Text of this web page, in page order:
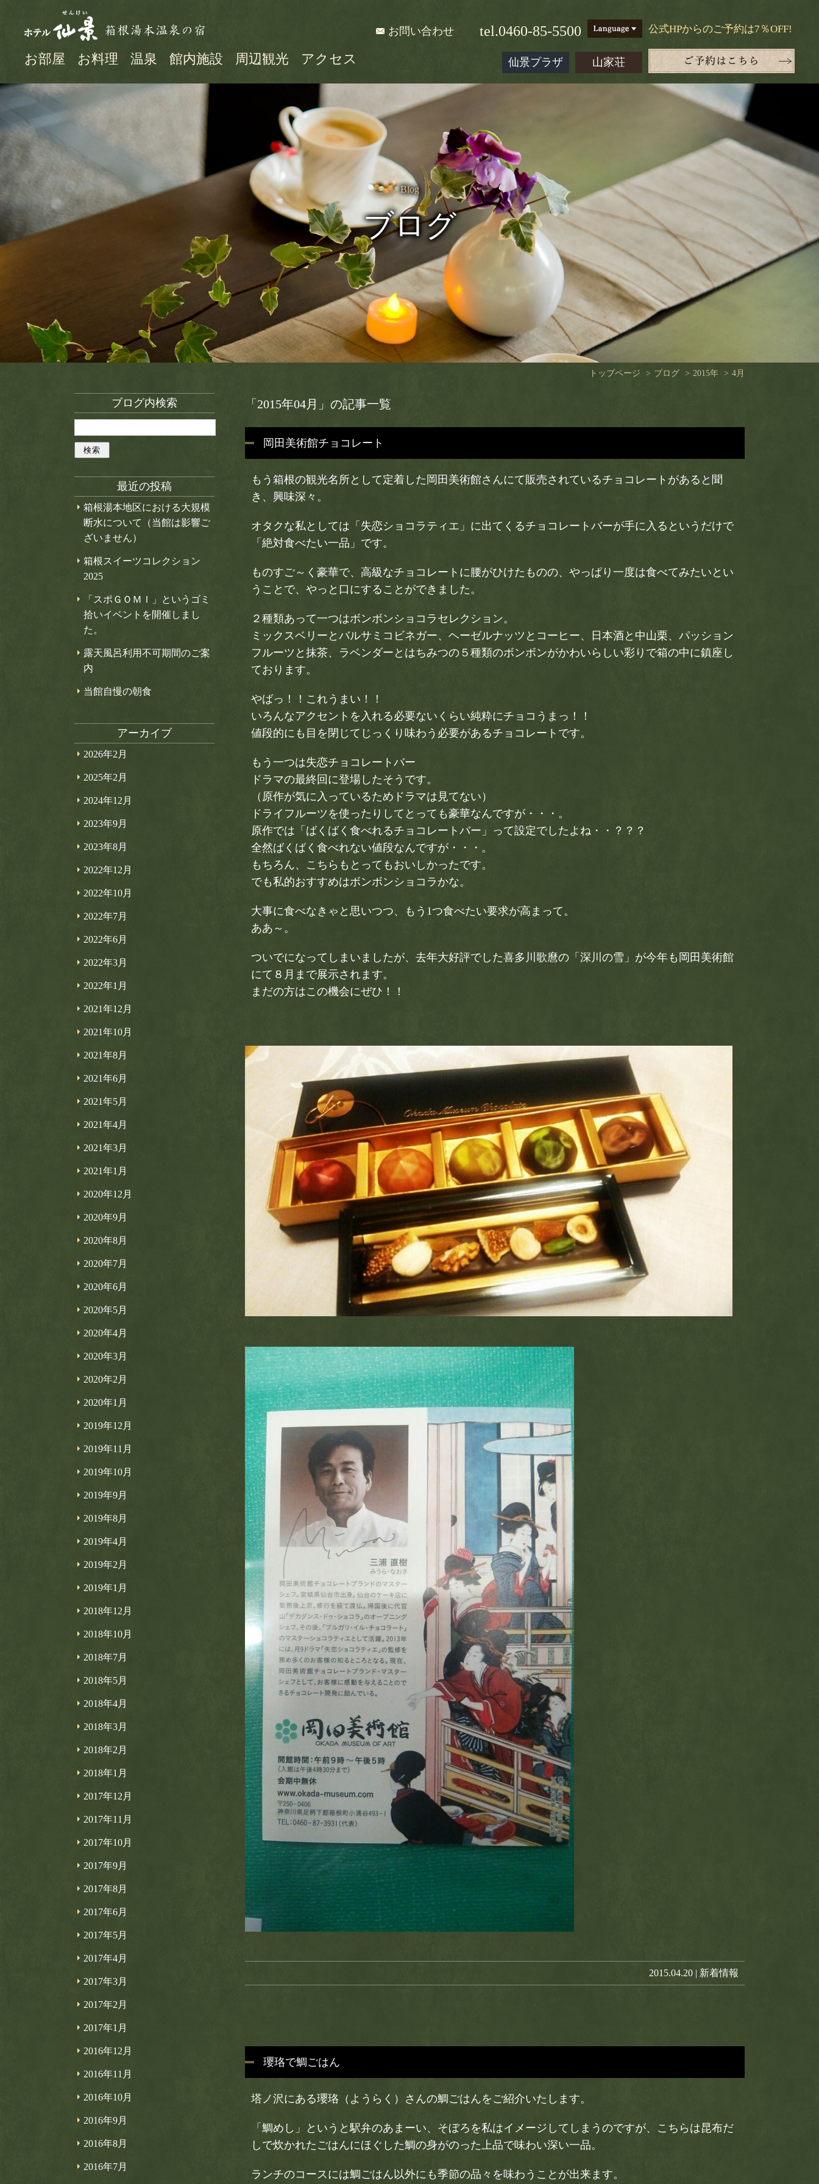
お部屋 お料理 温泉 館内施設 周辺観光 アクセス
公式HPからのご予約は7％OFF!
お問い合わせ tel.0460-85-5500
山家荘
仙景プラザ
Blog
ブログ
トップページ ブログ 2015年 4月
「2015年04月」の記事一覧
岡田美術館チョコレート
もう箱根の観光名所として定着した岡田美術館さんにて販売されているチョコレートがあると聞
き、興味深々。
オタクな私としては「失恋ショコラティエ」に出てくるチョコレートバーが手に入るというだけで
「絶対食べたい一品」です。
ものすご～く豪華で、高級なチョコレートに腰がひけたものの、やっぱり一度は食べてみたいとい
うことで、やっと口にすることができました。
２種類あって一つはボンボンショコラセレクション。
ミックスベリーとバルサミコビネガー、ヘーゼルナッツとコーヒー、日本酒と中山栗、パッション
フルーツと抹茶、ラベンダーとはちみつの５種類のボンボンがかわいらしい彩りで箱の中に鎮座し
ております。
やばっ！！これうまい！！
いろんなアクセントを入れる必要ないくらい純粋にチョコうまっ！！
値段的にも目を閉じてじっくり味わう必要があるチョコレートです。
もう一つは失恋チョコレートバー
ドラマの最終回に登場したそうです。
（原作が気に入っているためドラマは見てない）
ドライフルーツを使ったりしてとっても豪華なんですが・・・。
原作では「ばくばく食べれるチョコレートバー」って設定でしたよね・・？？？
全然ばくばく食べれない値段なんですが・・・。
もちろん、こちらもとってもおいしかったです。
でも私的おすすめはボンボンショコラかな。
大事に食べなきゃと思いつつ、もう1つ食べたい要求が高まって。
ああ～。
ついでになってしまいましたが、去年大好評でした喜多川歌麿の「深川の雪」が今年も岡田美術館
にて８月まで展示されます。
まだの方はこの機会にぜひ！！
2015.04.20 | 新着情報
瓔珞で鯛ごはん
塔ノ沢にある瓔珞（ようらく）さんの鯛ごはんをご紹介いたします。
「鯛めし」というと駅弁のあまーい、そぼろを私はイメージしてしまうのですが、こちらは昆布だ
しで炊かれたごはんにほぐした鯛の身がのった上品で味わい深い一品。
ランチのコースには鯛ごはん以外にも季節の品々を味わうことが出来ます。
ブログ内検索
最近の投稿
箱根湯本地区における大規模
断水について（当館は影響ご
ざいません）
箱根スイーツコレクション
2025
「スポＧＯＭＩ」というゴミ
拾いイベントを開催しまし
た。
露天風呂利用不可期間のご案
内
当館自慢の朝食
アーカイブ
2026年2月
2025年2月
2024年12月
2023年9月
2023年8月
2022年12月
2022年10月
2022年7月
2022年6月
2022年3月
2022年1月
2021年12月
2021年10月
2021年8月
2021年6月
2021年5月
2021年4月
2021年3月
2021年1月
2020年12月
2020年9月
2020年8月
2020年7月
2020年6月
2020年5月
2020年4月
2020年3月
2020年2月
2020年1月
2019年12月
2019年11月
2019年10月
2019年9月
2019年8月
2019年4月
2019年2月
2019年1月
2018年12月
2018年10月
2018年7月
2018年5月
2018年4月
2018年3月
2018年2月
2018年1月
2017年12月
2017年11月
2017年10月
2017年9月
2017年8月
2017年6月
2017年5月
2017年4月
2017年3月
2017年2月
2017年1月
2016年12月
2016年11月
2016年10月
2016年9月
2016年8月
2016年7月